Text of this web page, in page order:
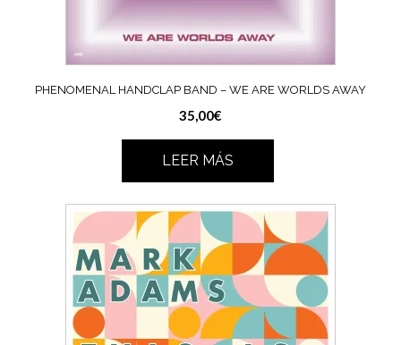
PHENOMENAL HANDCLAP BAND – WE ARE WORLDS AWAY
35,00€
LEER MÁS